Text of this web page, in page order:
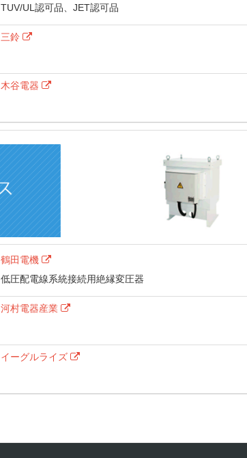
TUV/UL認可品、JET認可品
三鈴
木谷電器
鶴田電機
低圧配電線系統接続用絶縁変圧器
河村電器産業
イーグルライズ